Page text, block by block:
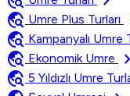
travel_explore Umre Plus Turları
travel_explore Kampanyalı Umre
travel_explore Ekonomik Umre
chevron_right
travel_explore 5 Yıldızlı Umre